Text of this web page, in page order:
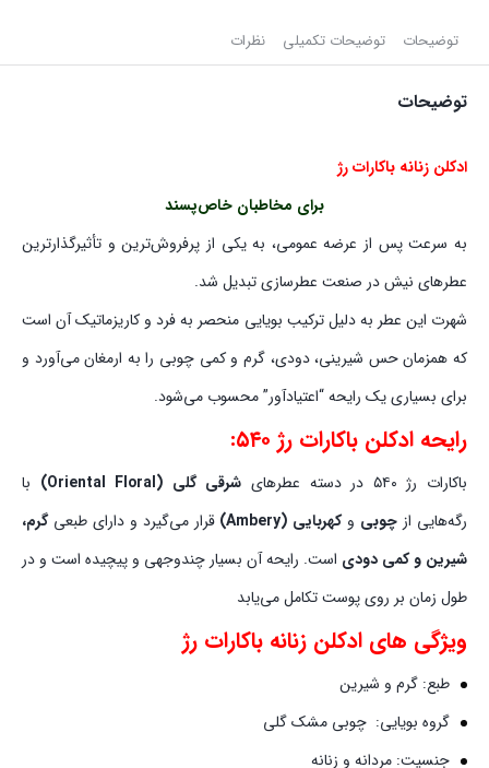
توضیحات توضیحات تکمیلی نظرات
توضیحات
ادکلن زنانه باکارات رژ
برای مخاطبان خاص‌پسند
به سرعت پس از عرضه عمومی، به یکی از پرفروش‌ترین و تأثیرگذارترین
عطرهای نیش در صنعت عطرسازی تبدیل شد.
شهرت این عطر به دلیل ترکیب بویایی منحصر به فرد و کاریزماتیک آن است
که همزمان حس شیرینی، دودی، گرم و کمی چوبی را به ارمغان می‌آورد و
برای بسیاری یک رایحه “اعتیادآور” محسوب می‌شود.
رایحه ادکلن باکارات رژ ۵۴۰:
باکارات رژ ۵۴۰ در دسته عطرهای شرقی گلی (Oriental Floral)
با
رگه‌هایی از چوبی وکهربایی (Ambery) قرار می‌گیرد و دارای طبعیگرم،
شیرین و کمی دودی است. رایحه آن بسیار چندوجهی و پیچیده است و در
طول زمان بر روی پوست تکامل می‌یابد
ویژگی های ادکلن زنانه باکارات رژ
طبع: گرم و شیرین
گروه بویایی: چوبی مشک گلی
جنسیت: مردانه و زنانه